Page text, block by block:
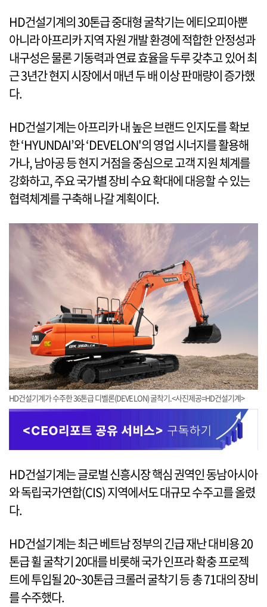
HD건설기계의 30톤급 중대형 굴착기는 에티오피아뿐
아니라 아프리카 지역 자원 개발 환경에 적합한 안정성과
내구성은 물론 기동력과 연료 효율을 두루 갖추고 있어 최
근 3년간 현지 시장에서 매년 두 배 이상 판매량이 증가했
다.
HD건설기계는 아프리카 내 높은 브랜드 인지도를 확보
한 ‘HYUNDAI’와 ‘DEVELON'의 영업 시너지를 활용해
가나, 남아공 등 현지 거점을 중심으로 고객 지원 체계를
강화하고, 주요 국가별 장비 수요 확대에 대응할 수 있는
협력체계를 구축해 나갈 계획이다.
HD건설기계가 수주한 36톤급 디벨론(DEVELON) 굴착기.<사진제공=HD건설기계>
HD건설기계는 글로벌 신흥시장 핵심 권역인 동남아시아
와 독립국가연합(CIS) 지역에서도 대규모 수주고를 올렸
다.
HD건설기계는 최근 베트남 정부의 긴급 재난 대비용 20
톤급 휠 굴착기 20대를 비롯해 국가 인프라 확충 프로젝
트에 투입될 20~30톤급 크롤러 굴착기 등 총 71대의 장비
를 수주했다.